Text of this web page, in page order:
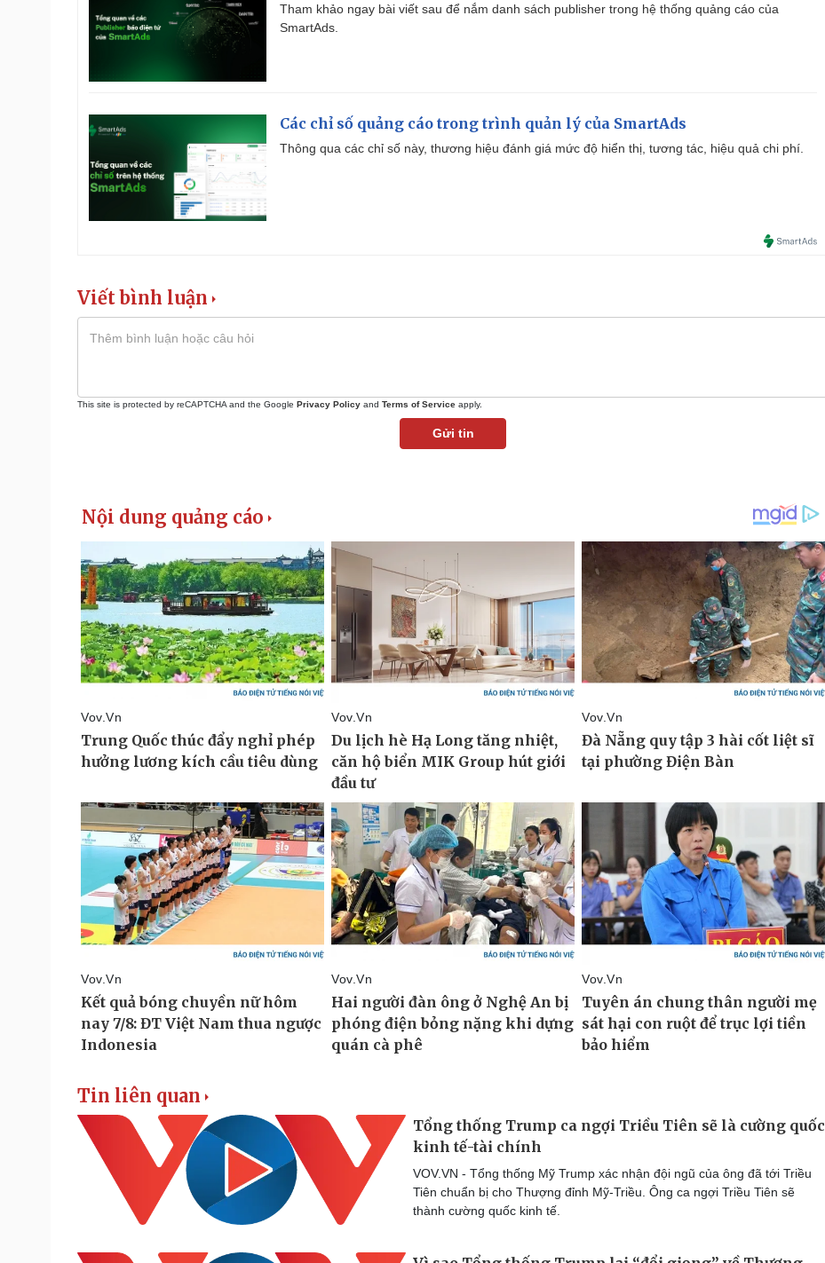
Tham khảo ngay bài viết sau để nắm danh sách publisher trong hệ thống quảng cáo của
SmartAds.
Các chỉ số quảng cáo trong trình quản lý của SmartAds
Thông qua các chỉ số này, thương hiệu đánh giá mức độ hiển thị, tương tác, hiệu quả chi phí.
Viết bình luận
This site is protected by reCAPTCHA and the Google Privacy Policy and Terms of Service apply.
Gửi tin
Tin liên quan
Tổng thống Trump ca ngợi Triều Tiên sẽ là cường quốc
kinh tế-tài chính
VOV.VN - Tổng thống Mỹ Trump xác nhận đội ngũ của ông đã tới Triều
Tiên chuẩn bị cho Thượng đỉnh Mỹ-Triều. Ông ca ngợi Triều Tiên sẽ
thành cường quốc kinh tế.